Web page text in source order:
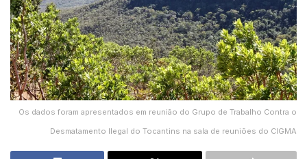
Os dados foram apresentados em reunião do Grupo de Trabalho Contra o
Desmatamento Ilegal do Tocantins na sala de reuniões do CIGMA